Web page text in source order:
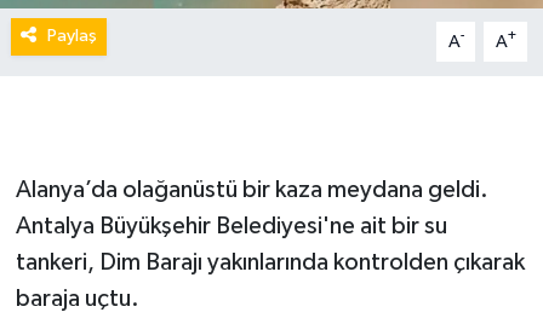
Paylaş A- A+
Alanya’da olağanüstü bir kaza meydana geldi.
Antalya Büyükşehir Belediyesi'ne ait bir su
tankeri, Dim Barajı yakınlarında kontrolden çıkarak
baraja uçtu.